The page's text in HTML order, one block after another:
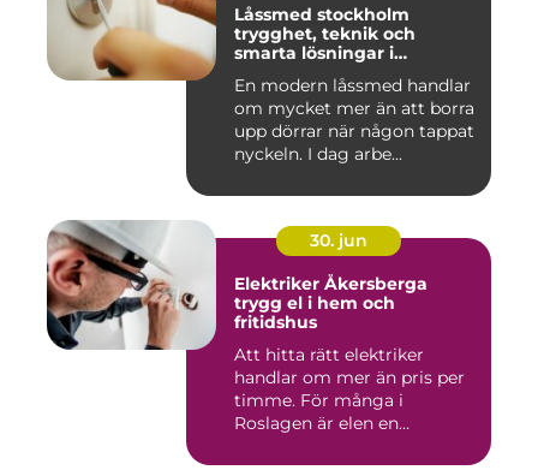
Låssmed stockholm
trygghet, teknik och
smarta lösningar i
En modern låssmed handlar
om mycket mer än att borra
upp dörrar när någon tappat
nyckeln. I dag arbe...
30. jun
Elektriker Åkersberga
trygg el i hem och
fritidshus
Att hitta rätt elektriker
handlar om mer än pris per
timme. För många i
Roslagen är elen en